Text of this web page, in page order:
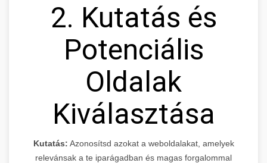
2. Kutatás és
Potenciális
Oldalak
Kiválasztása
Kutatás: Azonosítsd azokat a weboldalakat, amelyek
relevánsak a te iparágadban és magas forgalommal